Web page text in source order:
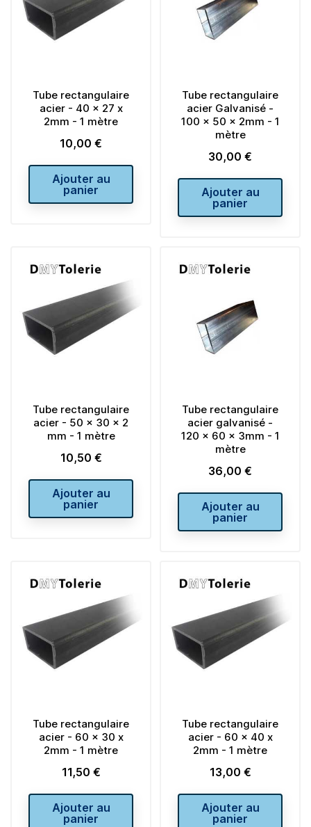
Tube rectangulaire
acier - 40 x 27 x
2mm - 1 mètre
Prix
10,00 €
Ajouter au
panier
Tube rectangulaire
acier Galvanisé -
100 x 50 x 2mm - 1
mètre
Prix
30,00 €
Ajouter au
panier
Tube rectangulaire
acier - 50 x 30 x 2
mm - 1 mètre
Prix
10,50 €
Ajouter au
panier
Tube rectangulaire
acier galvanisé -
120 x 60 x 3mm - 1
mètre
Prix
36,00 €
Ajouter au
panier
Tube rectangulaire
acier - 60 x 30 x
2mm - 1 mètre
Prix
11,50 €
Ajouter au
panier
Tube rectangulaire
acier - 60 x 40 x
2mm - 1 mètre
Prix
13,00 €
Ajouter au
panier